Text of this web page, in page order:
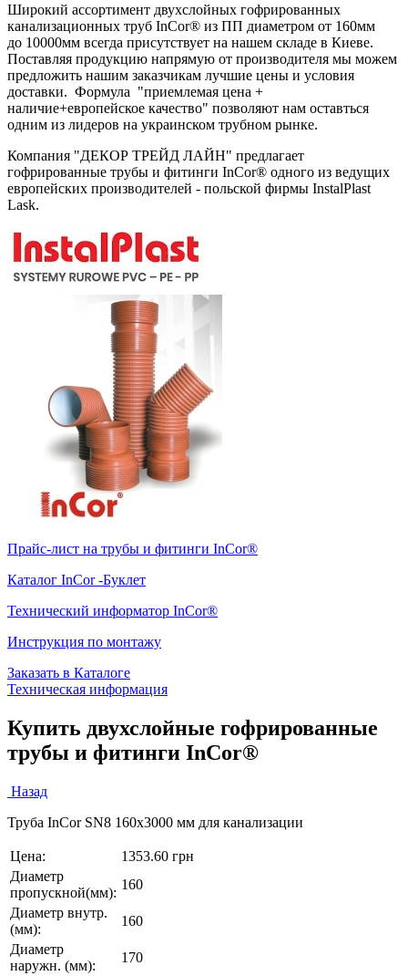
Широкий ассортимент двухслойных гофрированных
канализационных труб InCor® из ПП диаметром от 160мм
до 10000мм всегда присутствует на нашем складе в Киеве.
Поставляя продукцию напрямую от производителя мы можем
предложить нашим заказчикам лучшие цены и условия
доставки. Формула "приемлемая цена +
наличие+европейское качество" позволяют нам оставться
одним из лидеров на украинском трубном рынке.
Компания "ДЕКОР ТРЕЙД ЛАЙН" предлагает
гофрированные трубы и фитинги InCor® одного из ведущих
европейских производителей - польской фирмы InstalPlast
Lask.
Прайс-лист на трубы и фитинги InCor®
Каталог InCor -Буклет
Технический информатор InCor®
Инструкция по монтажу
Заказать в Каталоге
Техническая информация
Купить двухслойные гофрированные
трубы и фитинги InCor®
Назад
Труба InCor SN8 160x3000 мм для канализации
Цена:
1353.60 грн
Диаметр
пропускной(мм):
160
Диаметр внутр.
(мм):
160
Диаметр
наружн. (мм):
170